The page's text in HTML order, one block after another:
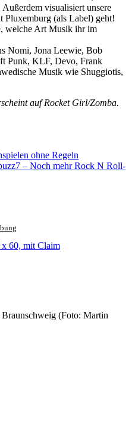
visualisiert unsere
Pluxemburg (als Label) geht!
welche Art Musik ihr im
Nomi, Jona Leewie, Bob
Punk, KLF, Devo, Frank
Musik wie Shuggiotis,
auf Rocket Girl/Zomba.
ohne Regeln
– Noch mehr Rock N Roll-